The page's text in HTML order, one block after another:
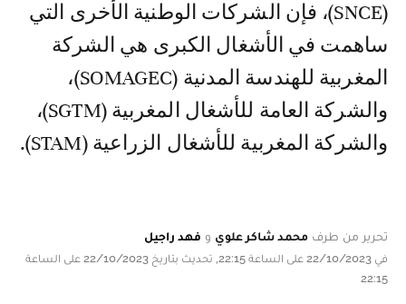
(SNCE)، فإن الشركات الوطنية الأخرى التي
ساهمت في الأشغال الكبرى هي الشركة
المغربية للهندسة المدنية (SOMAGEC)،
والشركة العامة للأشغال المغربية (SGTM)،
والشركة المغربية للأشغال الزراعية (STAM).
تحرير من طرف محمد شاكر علوي و فهد راجيل
في 22/10/2023 على الساعة 22:15, تحديث بتاريخ 22/10/2023 على الساعة
22:15